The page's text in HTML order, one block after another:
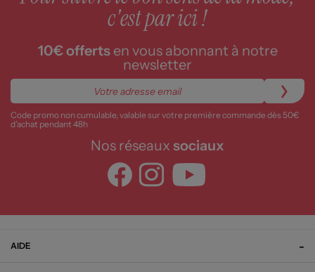
c'est par ici !
10€ offertsen vous abonnant à notre
newsletter
Code promo non cumulable, valable sur votre première commande dès 50€
d’achat pendant 48h
Nos réseaux sociaux
AIDE